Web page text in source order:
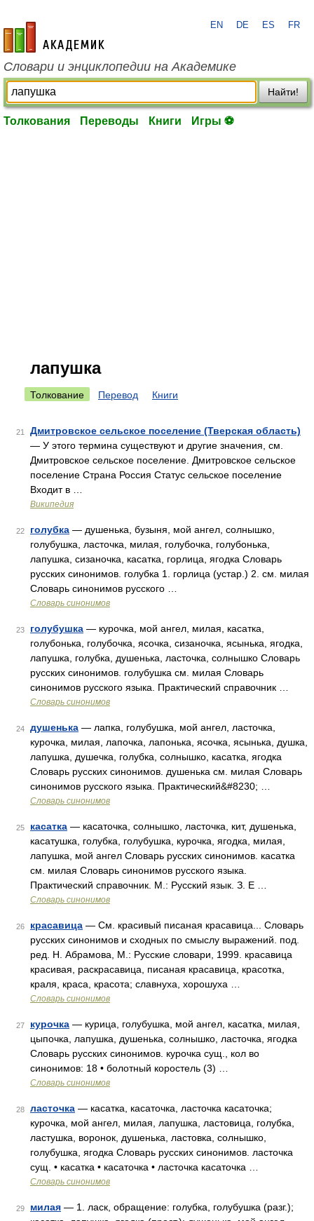
academic.ru
EN DE ES FR
Словари и энциклопедии на Академике
Найти!
Толкования Переводы Книги Игры ⚽
лапушка
Толкование Перевод Книги
21
Дмитровское сельское поселение (Тверская область)
— У этого термина существуют и другие значения, см.
Дмитровское сельское поселение. Дмитровское сельское
поселение Страна Россия Статус сельское поселение
Входит в …
Википедия
22 голубка — душенька, бузыня, мой ангел, солнышко,
голубушка, ласточка, милая, голубочка, голубонька,
лапушка, сизаночка, касатка, горлица, ягодка Словарь
русских синонимов. голубка 1. горлица (устар.) 2. см. милая
Словарь синонимов русского …
Словарь синонимов
23 голубушка — курочка, мой ангел, милая, касатка,
голубонька, голубочка, ясочка, сизаночка, ясынька, ягодка,
лапушка, голубка, душенька, ласточка, солнышко Словарь
русских синонимов. голубушка см. милая Словарь
синонимов русского языка. Практический справочник …
Словарь синонимов
24 душенька — лапка, голубушка, мой ангел, ласточка,
курочка, милая, лапочка, лапонька, ясочка, ясынька, душка,
лапушка, душечка, голубка, солнышко, касатка, ягодка
Словарь русских синонимов. душенька см. милая Словарь
синонимов русского языка. Практический&#8230; …
Словарь синонимов
25 касатка — касаточка, солнышко, ласточка, кит, душенька,
касатушка, голубка, голубушка, курочка, ягодка, милая,
лапушка, мой ангел Словарь русских синонимов. касатка
см. милая Словарь синонимов русского языка.
Практический справочник. М.: Русский язык. З. Е …
Словарь синонимов
26 красавица — См. красивый писаная красавица... Словарь
русских синонимов и сходных по смыслу выражений. под.
ред. Н. Абрамова, М.: Русские словари, 1999. красавица
красивая, раскрасавица, писаная красавица, красотка,
краля, краса, красота; славнуха, хорошуха …
Словарь синонимов
27 курочка — курица, голубушка, мой ангел, касатка, милая,
цыпочка, лапушка, душенька, солнышко, ласточка, ягодка
Словарь русских синонимов. курочка сущ., кол во
синонимов: 18 • болотный коростель (3) …
Словарь синонимов
28 ласточка — касатка, касаточка, ласточка касаточка;
курочка, мой ангел, милая, лапушка, ластовица, голубка,
ластушка, воронок, душенька, ластовка, солнышко,
голубушка, ягодка Словарь русских синонимов. ласточка
сущ. • касатка • касаточка • ласточка касаточка …
Словарь синонимов
29 милая — 1. ласк, обращение: голубка, голубушка (разг.);